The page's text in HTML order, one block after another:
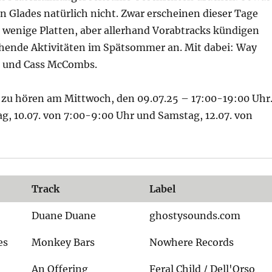
Glades natürlich nicht. Zwar erscheinen dieser Tage
Platten, aber allerhand Vorabtracks kündigen
Aktivitäten im Spätsommer an. Mit dabei: Way
Cass McCombs.
hören am Mittwoch, den 09.07.25 – 17:00-19:00 Uhr.
10.07. von 7:00-9:00 Uhr und Samstag, 12.07. von
Track Label
Duane Duane ghostysounds.com
Monkey Bars Nowhere Records
An Offering Feral Child / Dell'Orso